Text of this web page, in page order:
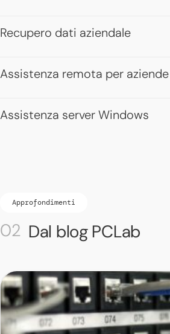
Recupero dati aziendale
Assistenza remota per aziende
Assistenza server Windows
Approfondimenti
Dal blog PCLab